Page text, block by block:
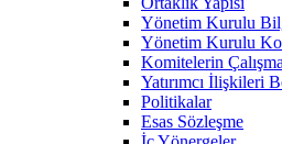
Yönetim Kurulu
Yönetim Kurulu
Komitelerin
Yatırımcı İlişkileri
Politikalar
Esas Sözleşme